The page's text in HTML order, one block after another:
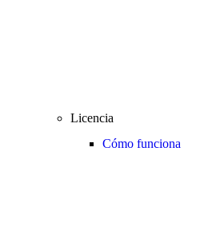
Licencia
Cómo funciona